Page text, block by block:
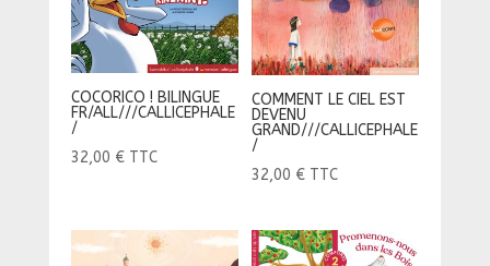
COCORICO ! BILINGUE
FR/ALL///CALLICEPHALE
/
32,00 € TTC
COMMENT LE CIEL EST
DEVENU
GRAND///CALLICEPHALE
/
32,00 € TTC